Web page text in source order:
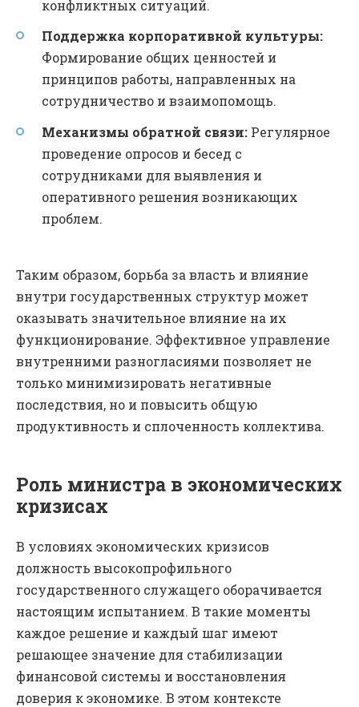
конфликтных ситуаций.
Поддержка корпоративной культуры:
Формирование общих ценностей и
принципов работы, направленных на
сотрудничество и взаимопомощь.
Механизмы обратной связи: Регулярное
проведение опросов и бесед с
сотрудниками для выявления и
оперативного решения возникающих
проблем.
Таким образом, борьба за власть и влияние
внутри государственных структур может
оказывать значительное влияние на их
функционирование. Эффективное управление
внутренними разногласиями позволяет не
только минимизировать негативные
последствия, но и повысить общую
продуктивность и сплоченность коллектива.
Роль министра в экономических
кризисах
В условиях экономических кризисов
должность высокопрофильного
государственного служащего оборачивается
настоящим испытанием. В такие моменты
каждое решение и каждый шаг имеют
решающее значение для стабилизации
финансовой системы и восстановления
доверия к экономике. В этом контексте